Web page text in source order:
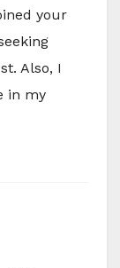
your
Also, I
in my